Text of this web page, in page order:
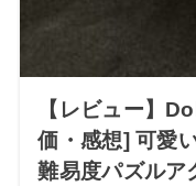
【レビュー】
価・感想] 可愛
難易度パズルア